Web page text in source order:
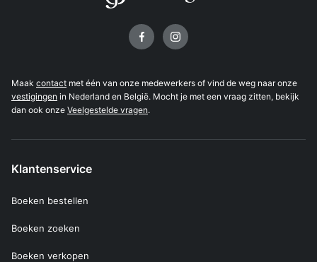
Maak contact met één van onze medewerkers of vind de weg naar onze
vestigingen in Nederland en België. Mocht je met een vraag zitten, bekijk
dan ook onze Veelgestelde vragen.
Klantenservice
Boeken bestellen
Boeken zoeken
Boeken verkopen